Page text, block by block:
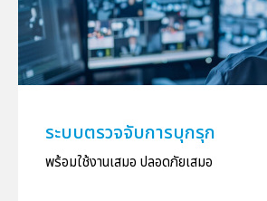
ระบบตรวจจับการบุกรุก
พร้อมใช้งานเสมอ ปลอดภัยเสมอ